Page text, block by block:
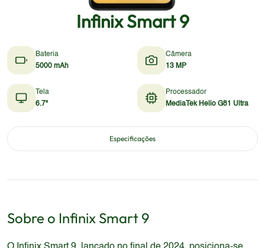
Infinix Smart 9
Bateria
5000 mAh
Câmera
13 MP
Tela
6.7"
Processador
MediaTek Helio G81 Ultra
Especificações
Sobre o Infinix Smart 9